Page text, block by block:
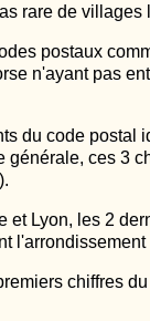
rare de villages
postaux
n'ayant pas
du code postal
générale, ces 3
et Lyon, les 2
l'arrondissement
chiffres